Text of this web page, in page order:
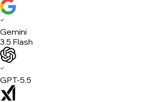
✓
Gemini
3.5 Flash
✓
GPT-5.5